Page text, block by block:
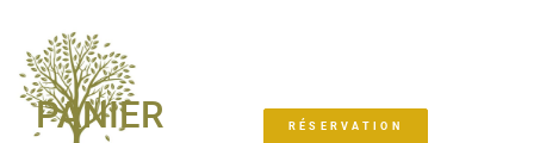
PANIER RÉSERVATION